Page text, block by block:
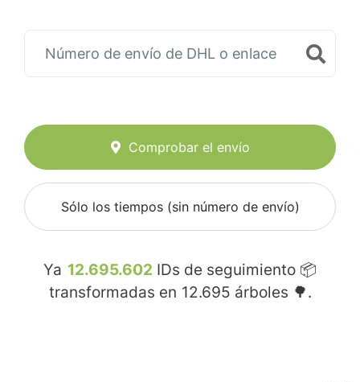
Comprobar el envío
Sólo los tiempos (sin número de envío)
Ya 12.695.602 IDs de seguimiento 📦
transformadas en 12.695 árboles 🌳.